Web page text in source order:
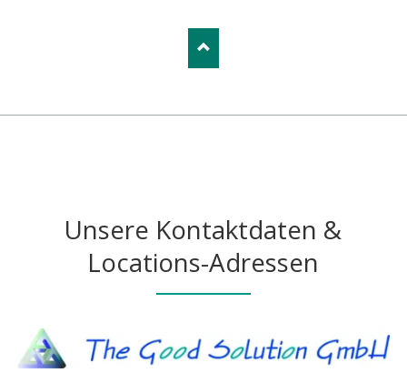
Unsere Kontaktdaten &
Locations-Adressen